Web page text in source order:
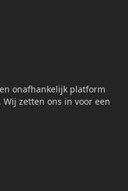
onafhankelijk platform
zetten ons in voor een